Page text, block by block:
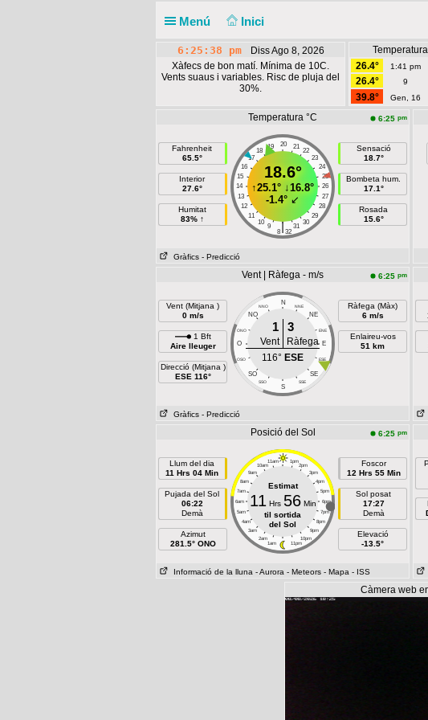
Menú Inici
6:25:39 pm
Diss Ago 8, 2026
Xàfecs de bon matí. Mínima de 10C.
Vents suaus i variables. Risc de pluja del
30%.
26.4°
1:41 pm
26.4°
9
39.8°
Gen, 16
Temperatura °C 6:25 pm
Fahrenheit
65.5°
Interior
27.6°
Humitat
83% ↑
20
19 21
18
22
17
23
16
24
15
25
14
26
13
27
12
28
11
29
10
30
9 31
|
8 32
18.6°
↑25.1° ↓16.8°
-1.4° ↙
Sensació
18.7°
Bombeta hum.
17.1°
Rosada
15.6°
Gràfics - Predicció
Vent | Ràfega - m/s 6:25 pm
Vent (Mitjana )
0 m/s
1 Bft
Aire lleuger
Direcció (Mitjana )
ESE 116°
N
NNO NNE
NO NE
ONO ENE
O E
OSO ESE
SO SE
SSO SSE
S
1 3
Vent
Ràfega
116° ESE
Ràfega (Màx)
6 m/s
Enlaireu-vos
51 km
Gràfics - Predicció
Posició del Sol 6:25 pm
Llum del dia
11 Hrs 04 Min
Pujada del Sol
06:22
Demà
Azimut
281.5° ONO
11am 1pm
10am 2pm
9am 3pm
8am 4pm
7am 5pm
6am 6pm
5am 7pm
4am 8pm
3am 9pm
2am 10pm
1am 11pm
Estimat
11 Hrs 56Min
til sortida
del Sol
Foscor
12 Hrs 55 Min
Sol posat
17:27
Demà
Elevació
-13.5°
Informació de la lluna - Aurora - Meteors - Mapa - ISS
Càmera web